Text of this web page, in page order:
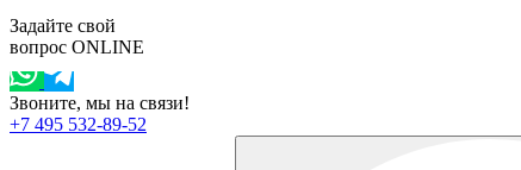
Задайте свой
вопрос ONLINE
Звоните, мы на связи!
+7 495 532-89-52